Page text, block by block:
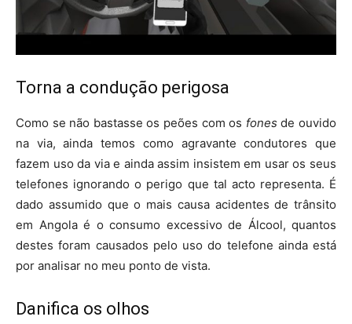
Torna a condução perigosa
Como se não bastasse os peões com os fones de ouvido
na via, ainda temos como agravante condutores que
fazem uso da via e ainda assim insistem em usar os seus
telefones ignorando o perigo que tal acto representa. É
dado assumido que o mais causa acidentes de trânsito
em Angola é o consumo excessivo de Álcool, quantos
destes foram causados pelo uso do telefone ainda está
por analisar no meu ponto de vista.
Danifica os olhos